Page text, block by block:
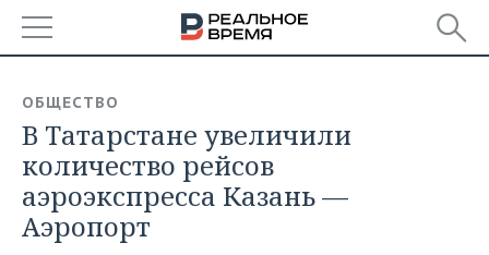
БАШКОРТОСТАН
ТАТАРСТАН
УДМУРТИЯ
НОВОСТИ
АНАЛИТИКА
НОВОСТИ АНАЛИТИКИ
ЭКОНОМИКА
ОБЩЕСТВО
В Татарстане увеличили
количество рейсов
аэроэкспресса Казань —
Аэропорт